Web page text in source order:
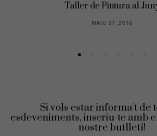
Taller de Pintura al
MAIG 31, 2016
Si vols estar informa't de
esdeveniments, inscriu-te amb